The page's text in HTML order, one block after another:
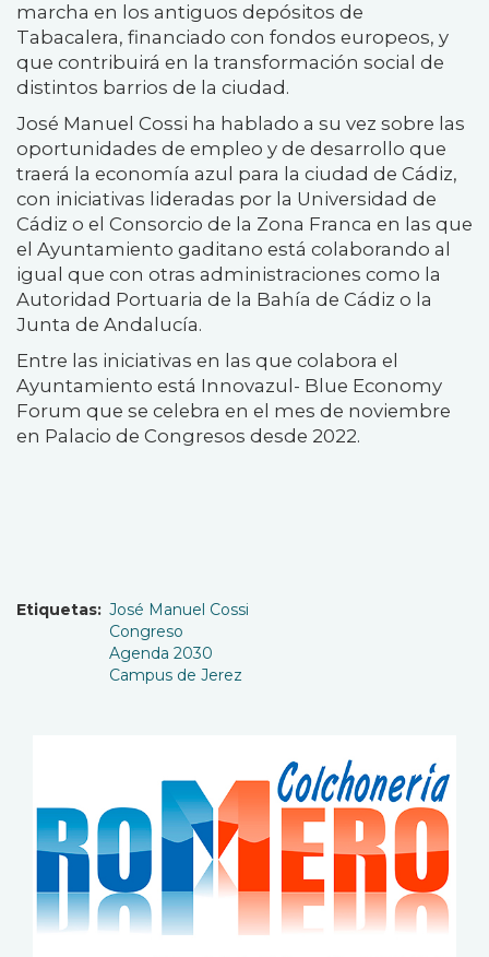
marcha en los antiguos depósitos de
Tabacalera, financiado con fondos europeos, y
que contribuirá en la transformación social de
distintos barrios de la ciudad.
José Manuel Cossi ha hablado a su vez sobre las
oportunidades de empleo y de desarrollo que
traerá la economía azul para la ciudad de Cádiz,
con iniciativas lideradas por la Universidad de
Cádiz o el Consorcio de la Zona Franca en las que
el Ayuntamiento gaditano está colaborando al
igual que con otras administraciones como la
Autoridad Portuaria de la Bahía de Cádiz o la
Junta de Andalucía.
Entre las iniciativas en las que colabora el
Ayuntamiento está Innovazul- Blue Economy
Forum que se celebra en el mes de noviembre
en Palacio de Congresos desde 2022.
Etiquetas
José Manuel Cossi
Congreso
Agenda 2030
Campus de Jerez